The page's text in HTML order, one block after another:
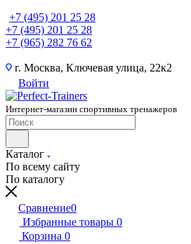
+7 (495) 201 25 28
+7 (495) 201 25 28
+7 (965) 282 76 62
г. Москва, Ключевая улица, 22к2
Войти
Интернет-магазин спортивных тренажеров
Каталог
По всему сайту
По каталогу
Сравнение0
Избранные товары 0
Корзина 0